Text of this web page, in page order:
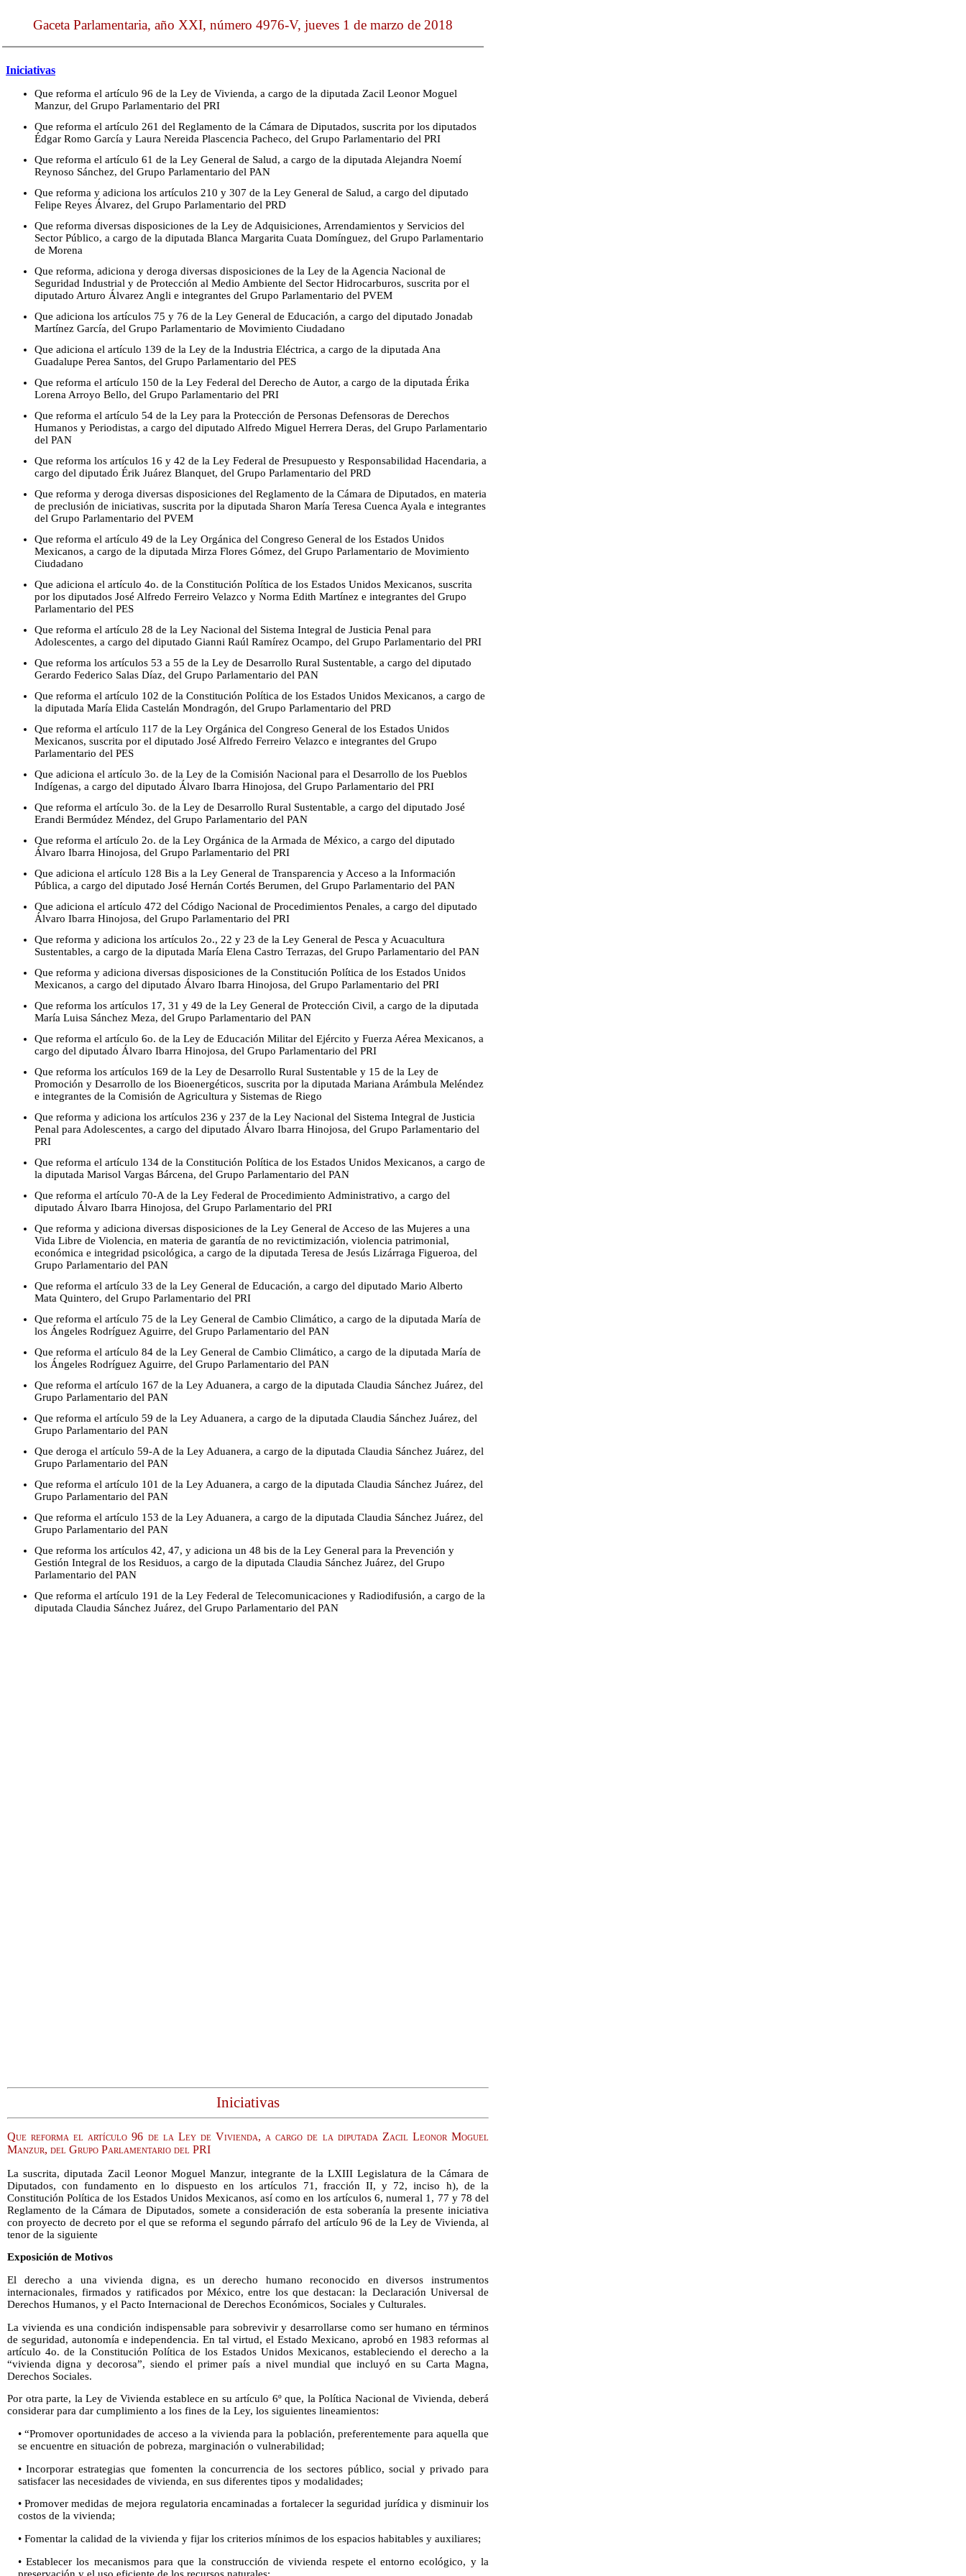
Gaceta Parlamentaria, año XXI, número 4976-V, jueves 1 de marzo de 2018
Iniciativas
Que reforma el artículo 96 de la Ley de Vivienda, a cargo de la diputada Zacil Leonor Moguel
Manzur, del Grupo Parlamentario del PRI
Que reforma el artículo 261 del Reglamento de la Cámara de Diputados, suscrita por los diputados
Édgar Romo García y Laura Nereida Plascencia Pacheco, del Grupo Parlamentario del PRI
Que reforma el artículo 61 de la Ley General de Salud, a cargo de la diputada Alejandra Noemí
Reynoso Sánchez, del Grupo Parlamentario del PAN
Que reforma y adiciona los artículos 210 y 307 de la Ley General de Salud, a cargo del diputado
Felipe Reyes Álvarez, del Grupo Parlamentario del PRD
Que reforma diversas disposiciones de la Ley de Adquisiciones, Arrendamientos y Servicios del
Sector Público, a cargo de la diputada Blanca Margarita Cuata Domínguez, del Grupo Parlamentario
de Morena
Que reforma, adiciona y deroga diversas disposiciones de la Ley de la Agencia Nacional de
Seguridad Industrial y de Protección al Medio Ambiente del Sector Hidrocarburos, suscrita por el
diputado Arturo Álvarez Angli e integrantes del Grupo Parlamentario del PVEM
Que adiciona los artículos 75 y 76 de la Ley General de Educación, a cargo del diputado Jonadab
Martínez García, del Grupo Parlamentario de Movimiento Ciudadano
Que adiciona el artículo 139 de la Ley de la Industria Eléctrica, a cargo de la diputada Ana
Guadalupe Perea Santos, del Grupo Parlamentario del PES
Que reforma el artículo 150 de la Ley Federal del Derecho de Autor, a cargo de la diputada Érika
Lorena Arroyo Bello, del Grupo Parlamentario del PRI
Que reforma el artículo 54 de la Ley para la Protección de Personas Defensoras de Derechos
Humanos y Periodistas, a cargo del diputado Alfredo Miguel Herrera Deras, del Grupo Parlamentario
del PAN
Que reforma los artículos 16 y 42 de la Ley Federal de Presupuesto y Responsabilidad Hacendaria, a
cargo del diputado Érik Juárez Blanquet, del Grupo Parlamentario del PRD
Que reforma y deroga diversas disposiciones del Reglamento de la Cámara de Diputados, en materia
de preclusión de iniciativas, suscrita por la diputada Sharon María Teresa Cuenca Ayala e integrantes
del Grupo Parlamentario del PVEM
Que reforma el artículo 49 de la Ley Orgánica del Congreso General de los Estados Unidos
Mexicanos, a cargo de la diputada Mirza Flores Gómez, del Grupo Parlamentario de Movimiento
Ciudadano
Que adiciona el artículo 4o. de la Constitución Política de los Estados Unidos Mexicanos, suscrita
por los diputados José Alfredo Ferreiro Velazco y Norma Edith Martínez e integrantes del Grupo
Parlamentario del PES
Que reforma el artículo 28 de la Ley Nacional del Sistema Integral de Justicia Penal para
Adolescentes, a cargo del diputado Gianni Raúl Ramírez Ocampo, del Grupo Parlamentario del PRI
Que reforma los artículos 53 a 55 de la Ley de Desarrollo Rural Sustentable, a cargo del diputado
Gerardo Federico Salas Díaz, del Grupo Parlamentario del PAN
Que reforma el artículo 102 de la Constitución Política de los Estados Unidos Mexicanos, a cargo de
la diputada María Elida Castelán Mondragón, del Grupo Parlamentario del PRD
Que reforma el artículo 117 de la Ley Orgánica del Congreso General de los Estados Unidos
Mexicanos, suscrita por el diputado José Alfredo Ferreiro Velazco e integrantes del Grupo
Parlamentario del PES
Que adiciona el artículo 3o. de la Ley de la Comisión Nacional para el Desarrollo de los Pueblos
Indígenas, a cargo del diputado Álvaro Ibarra Hinojosa, del Grupo Parlamentario del PRI
Que reforma el artículo 3o. de la Ley de Desarrollo Rural Sustentable, a cargo del diputado José
Erandi Bermúdez Méndez, del Grupo Parlamentario del PAN
Que reforma el artículo 2o. de la Ley Orgánica de la Armada de México, a cargo del diputado
Álvaro Ibarra Hinojosa, del Grupo Parlamentario del PRI
Que adiciona el artículo 128 Bis a la Ley General de Transparencia y Acceso a la Información
Pública, a cargo del diputado José Hernán Cortés Berumen, del Grupo Parlamentario del PAN
Que adiciona el artículo 472 del Código Nacional de Procedimientos Penales, a cargo del diputado
Álvaro Ibarra Hinojosa, del Grupo Parlamentario del PRI
Que reforma y adiciona los artículos 2o., 22 y 23 de la Ley General de Pesca y Acuacultura
Sustentables, a cargo de la diputada María Elena Castro Terrazas, del Grupo Parlamentario del PAN
Que reforma y adiciona diversas disposiciones de la Constitución Política de los Estados Unidos
Mexicanos, a cargo del diputado Álvaro Ibarra Hinojosa, del Grupo Parlamentario del PRI
Que reforma los artículos 17, 31 y 49 de la Ley General de Protección Civil, a cargo de la diputada
María Luisa Sánchez Meza, del Grupo Parlamentario del PAN
Que reforma el artículo 6o. de la Ley de Educación Militar del Ejército y Fuerza Aérea Mexicanos, a
cargo del diputado Álvaro Ibarra Hinojosa, del Grupo Parlamentario del PRI
Que reforma los artículos 169 de la Ley de Desarrollo Rural Sustentable y 15 de la Ley de
Promoción y Desarrollo de los Bioenergéticos, suscrita por la diputada Mariana Arámbula Meléndez
e integrantes de la Comisión de Agricultura y Sistemas de Riego
Que reforma y adiciona los artículos 236 y 237 de la Ley Nacional del Sistema Integral de Justicia
Penal para Adolescentes, a cargo del diputado Álvaro Ibarra Hinojosa, del Grupo Parlamentario del
PRI
Que reforma el artículo 134 de la Constitución Política de los Estados Unidos Mexicanos, a cargo de
la diputada Marisol Vargas Bárcena, del Grupo Parlamentario del PAN
Que reforma el artículo 70-A de la Ley Federal de Procedimiento Administrativo, a cargo del
diputado Álvaro Ibarra Hinojosa, del Grupo Parlamentario del PRI
Que reforma y adiciona diversas disposiciones de la Ley General de Acceso de las Mujeres a una
Vida Libre de Violencia, en materia de garantía de no revictimización, violencia patrimonial,
económica e integridad psicológica, a cargo de la diputada Teresa de Jesús Lizárraga Figueroa, del
Grupo Parlamentario del PAN
Que reforma el artículo 33 de la Ley General de Educación, a cargo del diputado Mario Alberto
Mata Quintero, del Grupo Parlamentario del PRI
Que reforma el artículo 75 de la Ley General de Cambio Climático, a cargo de la diputada María de
los Ángeles Rodríguez Aguirre, del Grupo Parlamentario del PAN
Que reforma el artículo 84 de la Ley General de Cambio Climático, a cargo de la diputada María de
los Ángeles Rodríguez Aguirre, del Grupo Parlamentario del PAN
Que reforma el artículo 167 de la Ley Aduanera, a cargo de la diputada Claudia Sánchez Juárez, del
Grupo Parlamentario del PAN
Que reforma el artículo 59 de la Ley Aduanera, a cargo de la diputada Claudia Sánchez Juárez, del
Grupo Parlamentario del PAN
Que deroga el artículo 59-A de la Ley Aduanera, a cargo de la diputada Claudia Sánchez Juárez, del
Grupo Parlamentario del PAN
Que reforma el artículo 101 de la Ley Aduanera, a cargo de la diputada Claudia Sánchez Juárez, del
Grupo Parlamentario del PAN
Que reforma el artículo 153 de la Ley Aduanera, a cargo de la diputada Claudia Sánchez Juárez, del
Grupo Parlamentario del PAN
Que reforma los artículos 42, 47, y adiciona un 48 bis de la Ley General para la Prevención y
Gestión Integral de los Residuos, a cargo de la diputada Claudia Sánchez Juárez, del Grupo
Parlamentario del PAN
Que reforma el artículo 191 de la Ley Federal de Telecomunicaciones y Radiodifusión, a cargo de la
diputada Claudia Sánchez Juárez, del Grupo Parlamentario del PAN
Iniciativas
Que reforma el artículo 96 de la Ley de Vivienda, a cargo de la diputada Zacil Leonor Moguel
Manzur, del Grupo Parlamentario del PRI
La suscrita, diputada Zacil Leonor Moguel Manzur, integrante de la LXIII Legislatura de la Cámara de
Diputados, con fundamento en lo dispuesto en los artículos 71, fracción II, y 72, inciso h), de la
Constitución Política de los Estados Unidos Mexicanos, así como en los artículos 6, numeral 1, 77 y 78 del
Reglamento de la Cámara de Diputados, somete a consideración de esta soberanía la presente iniciativa
con proyecto de decreto por el que se reforma el segundo párrafo del artículo 96 de la Ley de Vivienda, al
tenor de la siguiente
Exposición de Motivos
El derecho a una vivienda digna, es un derecho humano reconocido en diversos instrumentos
internacionales, firmados y ratificados por México, entre los que destacan: la Declaración Universal de
Derechos Humanos, y el Pacto Internacional de Derechos Económicos, Sociales y Culturales.
La vivienda es una condición indispensable para sobrevivir y desarrollarse como ser humano en términos
de seguridad, autonomía e independencia. En tal virtud, el Estado Mexicano, aprobó en 1983 reformas al
artículo 4o. de la Constitución Política de los Estados Unidos Mexicanos, estableciendo el derecho a la
“vivienda digna y decorosa”, siendo el primer país a nivel mundial que incluyó en su Carta Magna,
Derechos Sociales.
Por otra parte, la Ley de Vivienda establece en su artículo 6º que, la Política Nacional de Vivienda, deberá
considerar para dar cumplimiento a los fines de la Ley, los siguientes lineamientos:
• “Promover oportunidades de acceso a la vivienda para la población, preferentemente para aquella que
se encuentre en situación de pobreza, marginación o vulnerabilidad;
• Incorporar estrategias que fomenten la concurrencia de los sectores público, social y privado para
satisfacer las necesidades de vivienda, en sus diferentes tipos y modalidades;
• Promover medidas de mejora regulatoria encaminadas a fortalecer la seguridad jurídica y disminuir los
costos de la vivienda;
• Fomentar la calidad de la vivienda y fijar los criterios mínimos de los espacios habitables y auxiliares;
• Establecer los mecanismos para que la construcción de vivienda respete el entorno ecológico, y la
preservación y el uso eficiente de los recursos naturales;